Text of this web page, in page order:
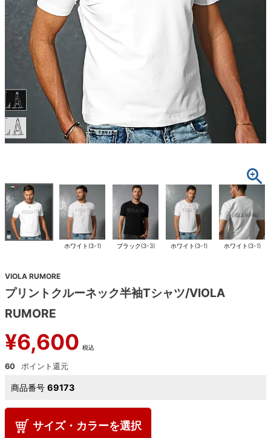
ホワイト(3-1) ブラック(3-3) ホワイト(3-1) ホワイト(3-1)
VIOLA RUMORE
プリントクルーネック半袖Tシャツ/VIOLA
RUMORE
¥6,600 税込
60
商品番号 69173
サイズ・カラーを選択